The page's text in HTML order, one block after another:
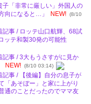
子「非常に厳しい」外国人の
向になると…」
NEW! (8/10
記事 / ロッテ山口航輝、68試
ッテ和製30発の可能性
記事 / 3大もうさすがに見か
NEW! (8/10 03:14)
記事 / 【後編】自分の息子が
「あそぼー」と家に上がり
通のことだったのでママ友